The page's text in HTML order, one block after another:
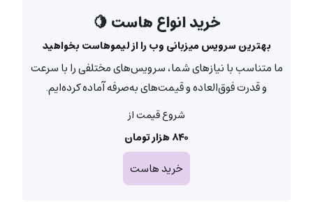
خرید انواع هاست 🍋
بهترین سرویس میزبانی وب را از لیموهاست بخواهید
ما متناسب با نیازهای شما، سرویس‌های مختلفی را با سرعت
و قدرت فوق‌العاده و قیمت‌های به‌صرفه آماده کرده‌ایم.
شروع قیمت از
۸۴۰ هزار تومان
خرید هاست